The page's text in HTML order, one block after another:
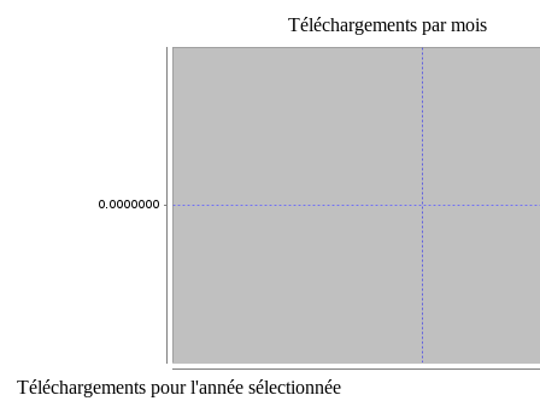
Téléchargements par mois
Téléchargements pour l'année sélectionnée